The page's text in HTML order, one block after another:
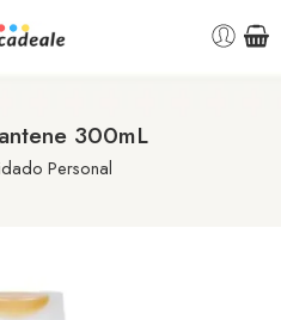
300mL
Personal